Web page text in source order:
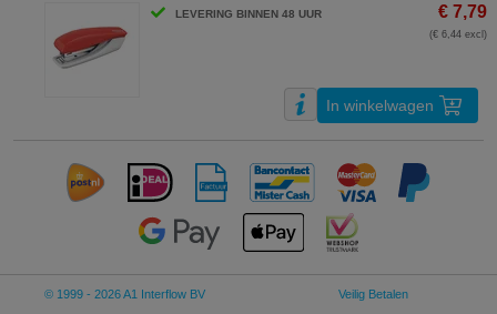
LEVERING BINNEN 48 UUR € 7,79
(€ 6,44 excl)
In winkelwagen
© 1999 - 2026 A1 Interflow BV Veilig Betalen